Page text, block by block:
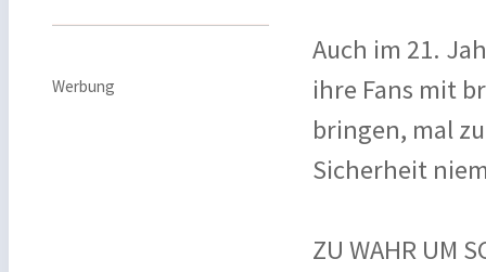
Werbung
Auch im 21.
ihre Fans mit
bringen, mal
Sicherheit
ZU WAHR UM